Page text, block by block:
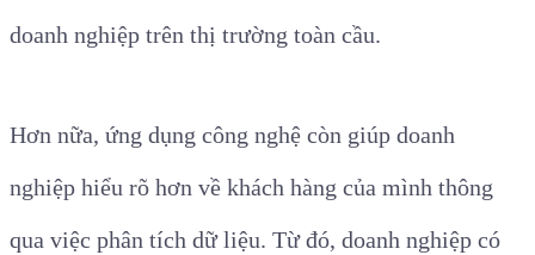
doanh nghiệp trên thị trường toàn cầu.
Hơn nữa, ứng dụng công nghệ còn giúp doanh
nghiệp hiểu rõ hơn về khách hàng của mình thông
qua việc phân tích dữ liệu. Từ đó, doanh nghiệp có